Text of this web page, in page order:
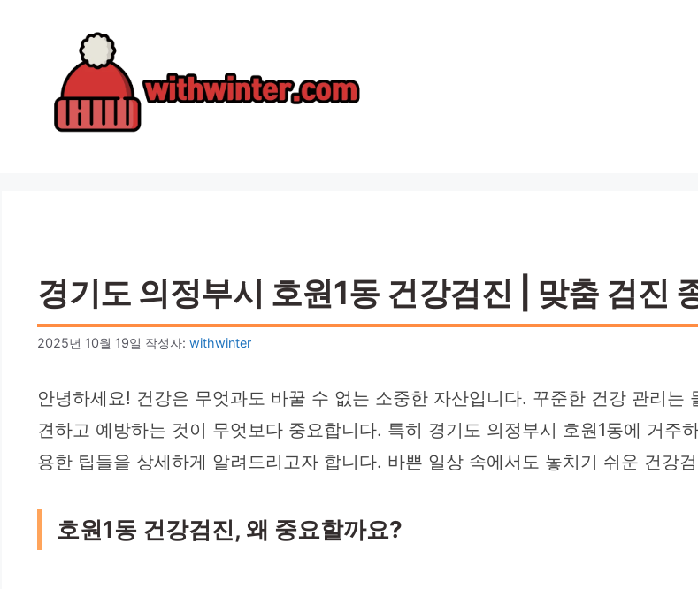
경기도 의정부시 호원1동 건강검진 | 맞춤 검진
2025년 10월 19일 작성자: withwinter
안녕하세요! 건강은 무엇과도 바꿀 수 없는 소중한 자산입니다. 꾸준한 건강 관리
견하고 예방하는 것이 무엇보다 중요합니다. 특히 경기도 의정부시 호원1동에 거
용한 팁들을 상세하게 알려드리고자 합니다. 바쁜 일상 속에서도 놓치기 쉬운 건강
호원1동 건강검진, 왜 중요할까요?